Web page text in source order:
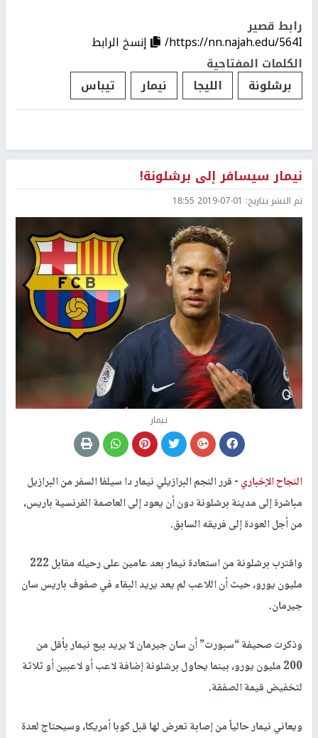
رابط قصير
https://nn.najah.edu/564I/
إنسخ الرابط
الكلمات المفتاحية
برشلونة
الليجا نيمار تيباس
نيمار سيسافر إلى برشلونة!
تم النشر بتاريخ: 2019-07-01 18:55
نيمار
النجاح الإخباري -قرر النجم البرازيلي نيمار دا سيلفا السفر من البرازيل
مباشرة إلى مدينة برشلونة دون أن يعود إلى العاصمة الفرنسية باريس،
من أجل العودة إلى فريقه السابق.
واقترب برشلونة من استعادة نيمار بعد عامين على رحيله مقابل 222
مليون يورو، حيث أن اللاعب لم يعد يريد البقاء في صفوف باريس سان
جيرمان.
وذكرت صحيفة “سبورت” أن سان جيرمان لا يريد بيع نيمار بأقل من
200 مليون يورو، بينما يحاول برشلونة إضافة لاعب أو لاعبين أو ثلاثة
لتخفيض قيمة الصفقة.
ويعاني نيمار حالياً من إصابة تعرض لها قبل كوبا أمريكا، وسيحتاج لعدة